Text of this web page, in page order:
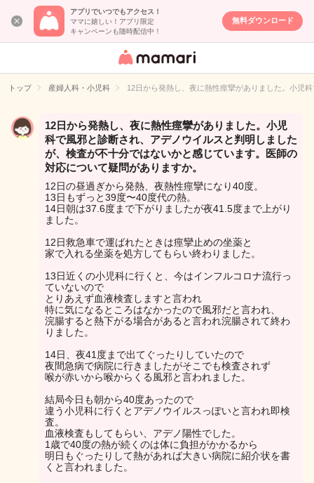
アプリでいつでもアクセス！
ママに嬉しい！アプリ限定
キャンペーンも随時配信中！
無料ダウンロード
女性専用匿名QA
イト
トップ 産婦人科・小児科 12日から発熱し、夜に熱性痙攣がありました。小児
12日から発熱し、夜に熱性痙攣がありました。小児
科で風邪と診断され、アデノウイルスと判明しました
が、検査が不十分ではないかと感じています。医師の
対応について疑問がありますか。
12日の昼過ぎから発熱、夜熱性痙攣になり40度。
13日もずっと39度〜40度代の熱。
14日朝は37.6度まで下がりましたが夜41.5度まで上がり
ました。
12日救急車で運ばれたときは痙攣止めの坐薬と
家で入れる坐薬を処方してもらい終わりました。
13日近くの小児科に行くと、今はインフルコロナ流行っ
ていないので
とりあえず血液検査しますと言われ
特に気になるところはなかったので風邪だと言われ、
浣腸すると熱下がる場合があると言われ浣腸されて終わ
りました。
14日、夜41度まで出てぐったりしていたので
夜間急病で病院に行きましたがそこでも検査されず
喉が赤いから喉からくる風邪と言われました。
結局今日も朝から40度あったので
違う小児科に行くとアデノウイルスっぽいと言われ即検
査。
血液検査もしてもらい、アデノ陽性でした。
1歳で40度の熱が続くのは体に負担がかかるから
明日もぐったりして熱があれば大きい病院に紹介状を書
くと言われました。